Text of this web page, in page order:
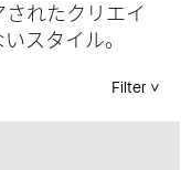
れたクリエイ
スタイル。
Filter